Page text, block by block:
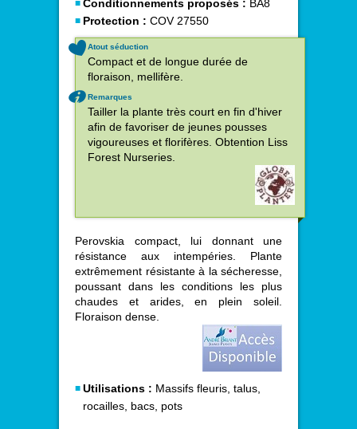
Conditionnements proposés : BA8
Protection : COV 27550
Atout séduction
Compact et de longue durée de
floraison, mellifère.
Remarques
Tailler la plante très court en fin d'hiver
afin de favoriser de jeunes pousses
vigoureuses et florifères. Obtention Liss
Forest Nurseries.
Perovskia compact, lui donnant une
résistance aux intempéries. Plante
extrêmement résistante à la sécheresse,
poussant dans les conditions les plus
chaudes et arides, en plein soleil.
Floraison dense.
Utilisations : Massifs fleuris, talus,
rocailles, bacs, pots